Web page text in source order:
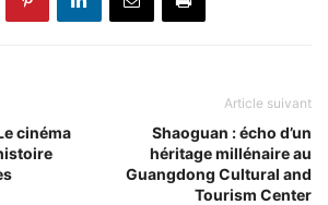
cinéma
Article suivant
Shaoguan : écho d’un
héritage millénaire au
Guangdong Cultural and
Tourism Center